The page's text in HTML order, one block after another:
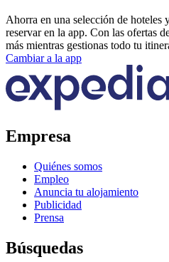
Ahorra en una selección de hoteles
reservar en la app. Con las ofertas
más mientras gestionas todo tu
Cambiar a la app
Empresa
Quiénes somos
Empleo
Anuncia tu alojamiento
Publicidad
Prensa
Búsquedas